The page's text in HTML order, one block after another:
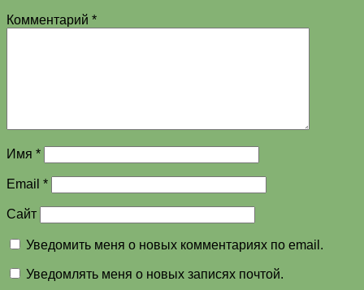
Комментарий *
Имя *
Email *
Сайт
Уведомить меня о новых комментариях по email.
Уведомлять меня о новых записях почтой.